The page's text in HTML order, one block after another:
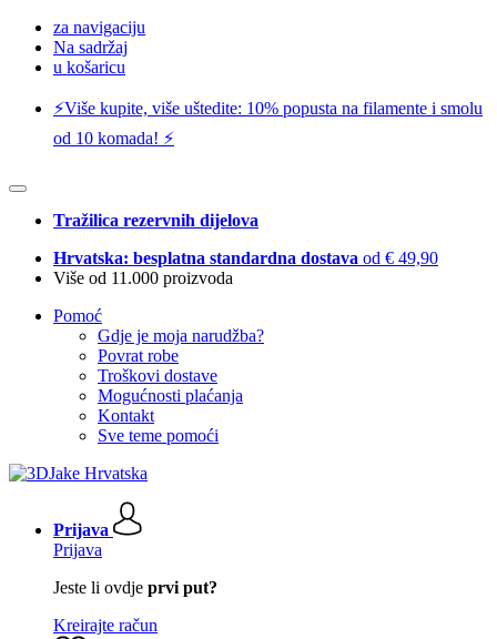
za navigaciju
Na sadržaj
u košaricu
⚡️Više kupite, više uštedite: 10% popusta na filamente i smolu
od 10 komada! ⚡️
Tražilica rezervnih dijelova
Hrvatska: besplatna standardna dostava od € 49,90
Više od 11.000 proizvoda
Pomoć
Gdje je moja narudžba?
Povrat robe
Troškovi dostave
Mogućnosti plaćanja
Kontakt
Sve teme pomoći
Prijava
Prijava
Jeste li ovdje prvi put?
Kreirajte račun